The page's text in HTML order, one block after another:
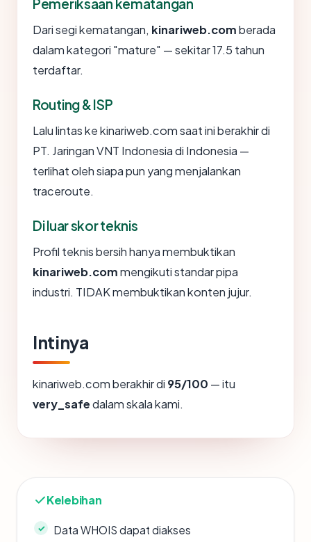
Pemeriksaan kematangan
Dari segi kematangan, kinariweb.comberada
dalam kategori "mature" — sekitar 17.5 tahun
terdaftar.
Routing & ISP
Lalu lintas ke kinariweb.com saat ini berakhir di
PT. Jaringan VNT Indonesia di Indonesia —
terlihat oleh siapa pun yang menjalankan
traceroute.
Di luar skor teknis
Profil teknis bersih hanya membuktikan
kinariweb.commengikuti standar pipa
industri. TIDAK membuktikan konten jujur.
Intinya
kinariweb.com berakhir di 95/100 — itu
very_safedalam skala kami.
Kelebihan
Data WHOIS dapat diakses